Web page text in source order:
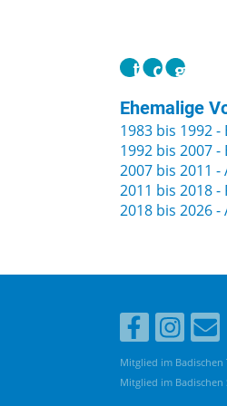
Ehemalige
1983 bis 1992
1992 bis 2007
2007 bis 2011
2011 bis 2018
2018 bis 2026
Mitglied im Badischen
Mitglied im